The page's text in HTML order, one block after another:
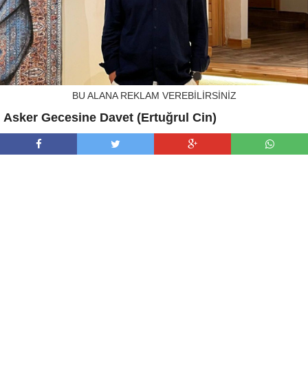
BU ALANA REKLAM VEREBİLİRSİNİZ
Asker Gecesine Davet (Ertuğrul Cin)